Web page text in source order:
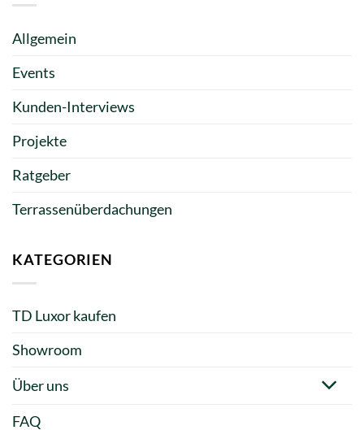
Allgemein
Events
Kunden-Interviews
Projekte
Ratgeber
Terrassenüberdachungen
KATEGORIEN
TD Luxor kaufen
Showroom
Über uns
FAQ